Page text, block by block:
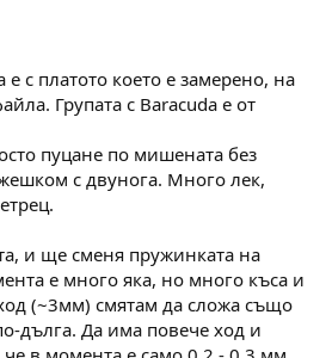
е с платото което е замерено, на
Групата с Baracuda е от
пуцане по мишената без
с двунога. Много лек,
и ще сменя пружинката на
е много яка, но много къса и
(~3мм) смятам да сложа също
дълга. Да има повече ход и